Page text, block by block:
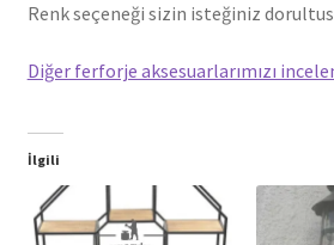
Renk seçeneği sizin isteğiniz
Diğer ferforje aksesuarlarımızı
İlgili